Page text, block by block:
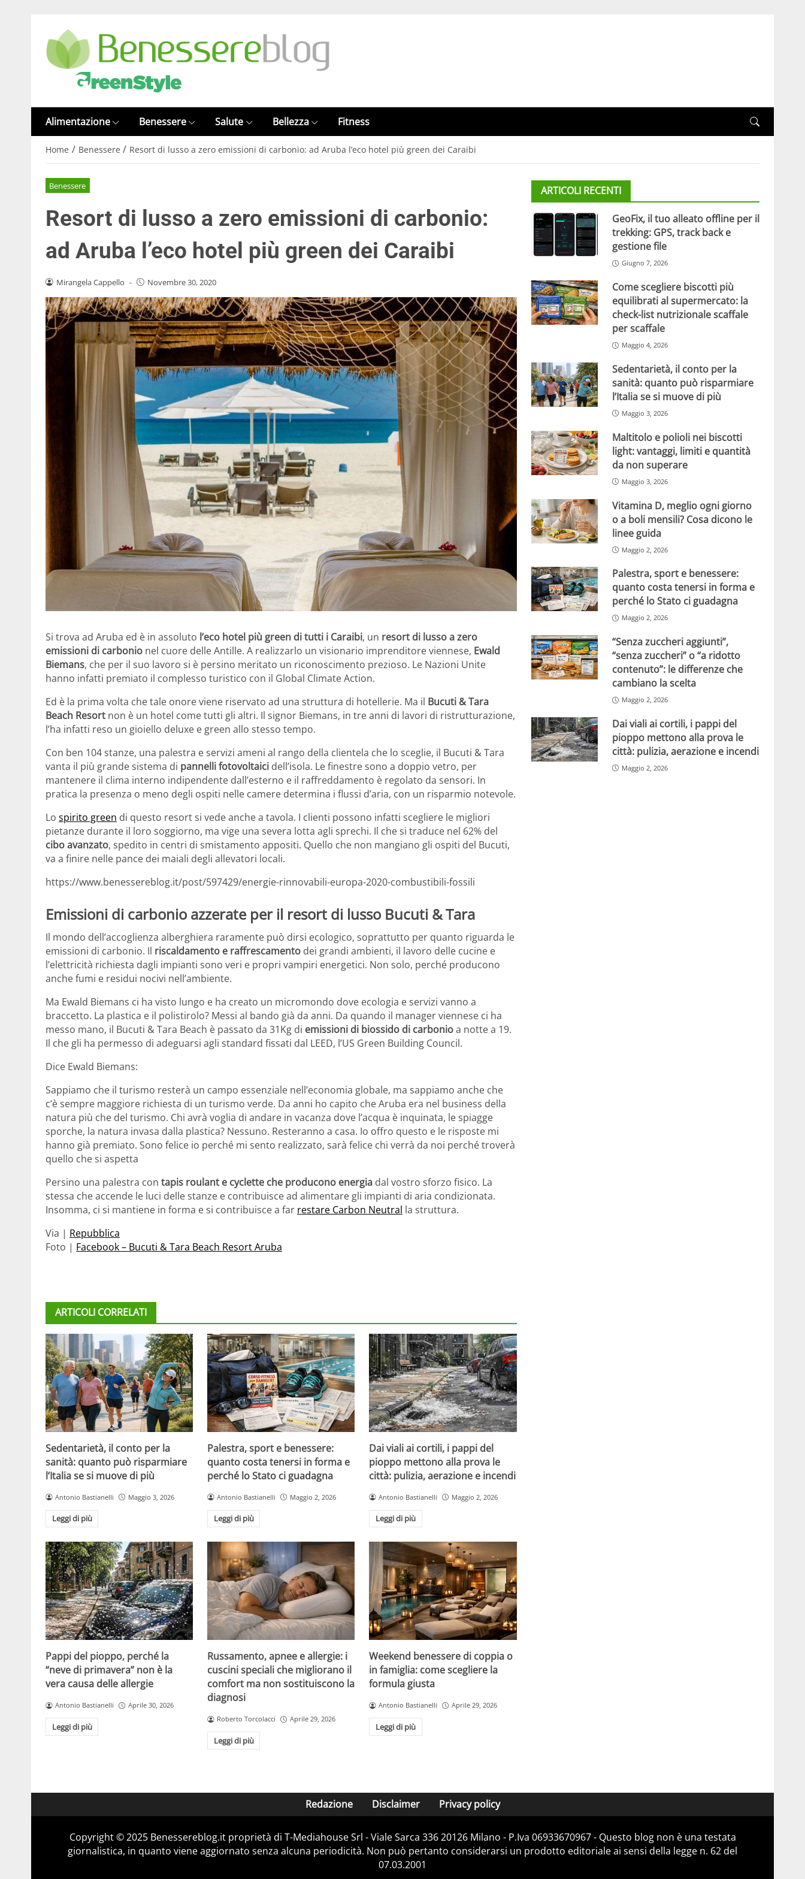
Alimentazione Benessere Salute Bellezza Fitness
Home / Benessere / Resort di lusso a zero emissioni di carbonio: ad Aruba l’eco hotel più green dei Caraibi
Benessere
Resort di lusso a zero emissioni di carbonio:
ad Aruba l’eco hotel più green dei Caraibi
Mirangela Cappello - Novembre 30, 2020
Si trova ad Aruba ed è in assoluto l’eco hotel più green di tutti i Caraibi, un resort di lusso a zero
emissioni di carbonio nel cuore delle Antille. A realizzarlo un visionario imprenditore viennese, Ewald
Biemans, che per il suo lavoro si è persino meritato un riconoscimento prezioso. Le Nazioni Unite
hanno infatti premiato il complesso turistico con il Global Climate Action.
Ed è la prima volta che tale onore viene riservato ad una struttura di hotellerie. Ma il Bucuti & Tara
Beach Resort non è un hotel come tutti gli altri. Il signor Biemans, in tre anni di lavori di ristrutturazione,
l’ha infatti reso un gioiello deluxe e green allo stesso tempo.
Con ben 104 stanze, una palestra e servizi ameni al rango della clientela che lo sceglie, il Bucuti & Tara
vanta il più grande sistema di pannelli fotovoltaici dell’isola. Le finestre sono a doppio vetro, per
mantenere il clima interno indipendente dall’esterno e il raffreddamento è regolato da sensori. In
pratica la presenza o meno degli ospiti nelle camere determina i flussi d’aria, con un risparmio notevole.
Lo spirito green di questo resort si vede anche a tavola. I clienti possono infatti scegliere le migliori
pietanze durante il loro soggiorno, ma vige una severa lotta agli sprechi. Il che si traduce nel 62% del
cibo avanzato, spedito in centri di smistamento appositi. Quello che non mangiano gli ospiti del Bucuti,
va a finire nelle pance dei maiali degli allevatori locali.
https://www.benessereblog.it/post/597429/energie-rinnovabili-europa-2020-combustibili-fossili
Emissioni di carbonio azzerate per il resort di lusso Bucuti & Tara
Il mondo dell’accoglienza alberghiera raramente può dirsi ecologico, soprattutto per quanto riguarda le
emissioni di carbonio. Il riscaldamento e raffrescamento dei grandi ambienti, il lavoro delle cucine e
l’elettricità richiesta dagli impianti sono veri e propri vampiri energetici. Non solo, perché producono
anche fumi e residui nocivi nell’ambiente.
Ma Ewald Biemans ci ha visto lungo e ha creato un micromondo dove ecologia e servizi vanno a
braccetto. La plastica e il polistirolo? Messi al bando già da anni. Da quando il manager viennese ci ha
messo mano, il Bucuti & Tara Beach è passato da 31Kg di emissioni di biossido di carbonioa notte a 19.
Il che gli ha permesso di adeguarsi agli standard fissati dal LEED, l’US Green Building Council.
Dice Ewald Biemans:
Sappiamo che il turismo resterà un campo essenziale nell’economia globale, ma sappiamo anche che
c’è sempre maggiore richiesta di un turismo verde. Da anni ho capito che Aruba era nel business della
natura più che del turismo. Chi avrà voglia di andare in vacanza dove l’acqua è inquinata, le spiagge
sporche, la natura invasa dalla plastica? Nessuno. Resteranno a casa. Io offro questo e le risposte mi
hanno già premiato. Sono felice io perché mi sento realizzato, sarà felice chi verrà da noi perché troverà
quello che si aspetta
Persino una palestra con tapis roulant e cyclette che producono energia dal vostro sforzo fisico. La
stessa che accende le luci delle stanze e contribuisce ad alimentare gli impianti di aria condizionata.
Insomma, ci si mantiene in forma e si contribuisce a far restare Carbon Neutral la struttura.
Via | Repubblica
Foto | Facebook – Bucuti & Tara Beach Resort Aruba
ARTICOLI CORRELATI
Sedentarietà, il conto per la
sanità: quanto può risparmiare
l’Italia se si muove di più
Antonio Bastianelli Maggio 3, 2026
Leggi di più
Palestra, sport e benessere:
quanto costa tenersi in forma e
perché lo Stato ci guadagna
Antonio Bastianelli Maggio 2, 2026
Leggi di più
Dai viali ai cortili, i pappi del
pioppo mettono alla prova le
città: pulizia, aerazione e incendi
Antonio Bastianelli Maggio 2, 2026
Leggi di più
Pappi del pioppo, perché la
“neve di primavera” non è la
vera causa delle allergie
Antonio Bastianelli Aprile 30, 2026
Leggi di più
Russamento, apnee e allergie: i
cuscini speciali che migliorano il
comfort ma non sostituiscono la
diagnosi
Roberto Torcolacci Aprile 29, 2026
Leggi di più
Weekend benessere di coppia o
in famiglia: come scegliere la
formula giusta
Antonio Bastianelli Aprile 29, 2026
Leggi di più
ARTICOLI RECENTI
GeoFix, il tuo alleato offline per il
trekking: GPS, track back e
gestione file
Giugno 7, 2026
Come scegliere biscotti più
equilibrati al supermercato: la
check-list nutrizionale scaffale
per scaffale
Maggio 4, 2026
Sedentarietà, il conto per la
sanità: quanto può risparmiare
l’Italia se si muove di più
Maggio 3, 2026
Maltitolo e polioli nei biscotti
light: vantaggi, limiti e quantità
da non superare
Maggio 3, 2026
Vitamina D, meglio ogni giorno
o a boli mensili? Cosa dicono le
linee guida
Maggio 2, 2026
Palestra, sport e benessere:
quanto costa tenersi in forma e
perché lo Stato ci guadagna
Maggio 2, 2026
“Senza zuccheri aggiunti”,
“senza zuccheri” o “a ridotto
contenuto”: le differenze che
cambiano la scelta
Maggio 2, 2026
Dai viali ai cortili, i pappi del
pioppo mettono alla prova le
città: pulizia, aerazione e incendi
Maggio 2, 2026
Redazione Disclaimer Privacy policy
Copyright © 2025 Benessereblog.it proprietà di T-Mediahouse Srl - Viale Sarca 336 20126 Milano - P.Iva 06933670967 - Questo blog non è una testata
giornalistica, in quanto viene aggiornato senza alcuna periodicità. Non può pertanto considerarsi un prodotto editoriale ai sensi della legge n. 62 del
07.03.2001